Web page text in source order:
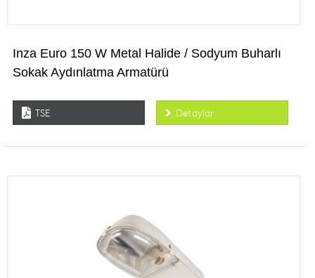
Inza Euro 150 W Metal Halide / Sodyum Buharlı
Sokak Aydınlatma Armatürü
TSE Detaylar